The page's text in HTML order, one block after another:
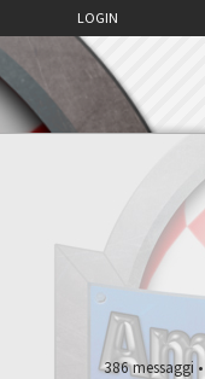
LOGIN
386 messaggi •